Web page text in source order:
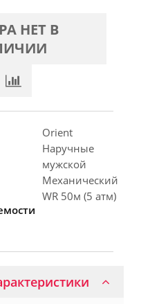
НЕТ В
Orient
Наручные
мужской
Механический
WR 50м (5 атм)